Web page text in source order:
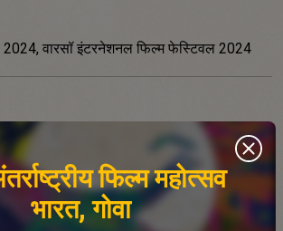
फिल्म महोत्सव
भारत, गोवा
वारसॉ इंटरनेशनल फिल्म फेस्टिवल 2024
विरोध स्ट्रेट के पार फैलते हैं, झोंग-हान, ताइवान में
जीवन जीता है - दिन में एक पारिवारिक रेस्तरां में
स्थानी गुंडों के एक समूह के साथ दौड़ना। लेकिन जब
जाता है, तो यह एक अप्रत्याशित चेन रिएक्शन शुरू